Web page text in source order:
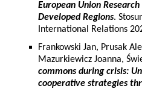
European Union
Developed Regions.
International Relations
Frankowski Jan, Prusak
Mazurkiewicz Joanna,
commons during crisis:
cooperative strategies